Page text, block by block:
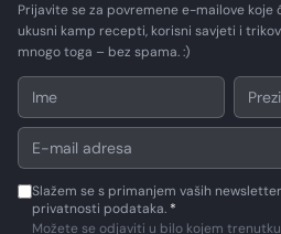
Prijavite se za povremene e-mailove
ukusni kamp recepti, korisni savjeti i
mnogo toga – bez spama. :)
Slažem se s primanjem vaših
privatnosti podataka. *
Možete se odjaviti u bilo kojem